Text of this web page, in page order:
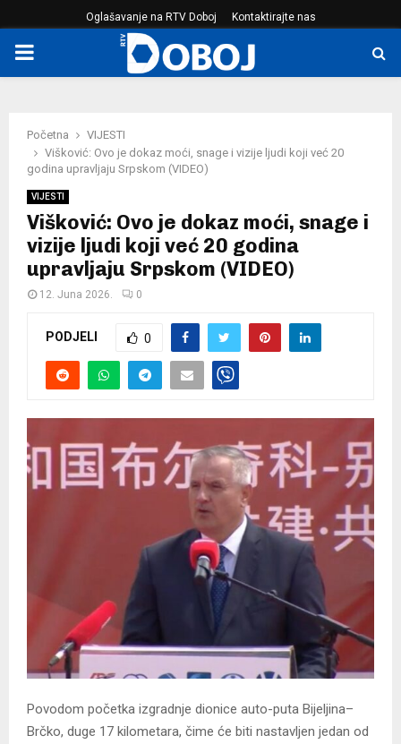
Oglašavanje na RTV Doboj Kontaktirajte nas
PRIMARY
Početna
VIJESTI
Višković: Ovo je dokaz moći, snage i vizije ljudi koji već 20
godina upravljaju Srpskom (VIDEO)
VIJESTI
Višković: Ovo je dokaz moći, snage i
vizije ljudi koji već 20 godina
upravljaju Srpskom (VIDEO)
12. Juna 2026. 0
PODJELI 0
Povodom početka izgradnje dionice auto-puta Bijeljina–
Brčko, duge 17 kilometara, čime će biti nastavljen jedan od